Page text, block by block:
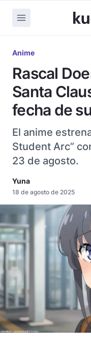
Anime
Rascal
Santa
fecha de
El anime
Student Arc”
23 de agosto.
Yuna
18 de agosto de 2025